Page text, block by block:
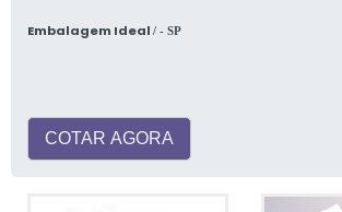
Embalagem Ideal / - SP
COTAR AGORA